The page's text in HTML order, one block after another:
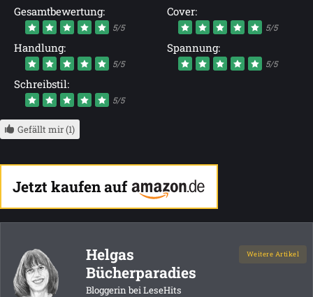
Gesamtbewertung:
5/5
Cover:
5/5
Handlung:
5/5
Spannung:
5/5
Schreibstil:
5/5
Gefällt mir (1)
Jetzt kaufen auf
Helgas
Bücherparadies
Bloggerin bei LeseHits
Weitere Artikel